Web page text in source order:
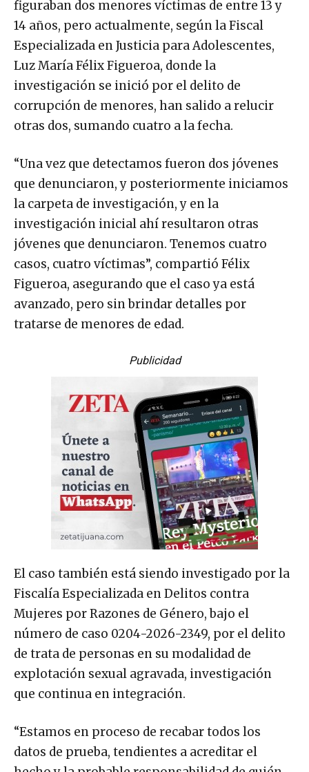
figuraban dos menores víctimas de entre 13 y
14 años, pero actualmente, según la Fiscal
Especializada en Justicia para Adolescentes,
Luz María Félix Figueroa, donde la
investigación se inició por el delito de
corrupción de menores, han salido a relucir
otras dos, sumando cuatro a la fecha.
“Una vez que detectamos fueron dos jóvenes
que denunciaron, y posteriormente iniciamos
la carpeta de investigación, y en la
investigación inicial ahí resultaron otras
jóvenes que denunciaron. Tenemos cuatro
casos, cuatro víctimas”, compartió Félix
Figueroa, asegurando que el caso ya está
avanzado, pero sin brindar detalles por
tratarse de menores de edad.
Publicidad
El caso también está siendo investigado por la
Fiscalía Especializada en Delitos contra
Mujeres por Razones de Género, bajo el
número de caso 0204-2026-2349, por el delito
de trata de personas en su modalidad de
explotación sexual agravada, investigación
que continua en integración.
“Estamos en proceso de recabar todos los
datos de prueba, tendientes a acreditar el